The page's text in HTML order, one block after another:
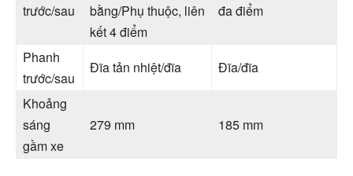
trước/sau
bằng/Phụ thuộc, liên
kết 4 điểm
đa điểm
Phanh
trước/sau
Đĩa tản nhiệt/đĩa
Đĩa/đĩa
Khoảng
sáng
gầm xe
279 mm 185 mm